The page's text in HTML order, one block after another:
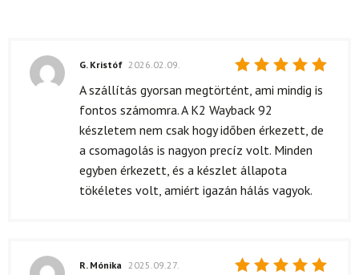
Értékelés:
/ 5
G. Kristóf 2026.02.09.
A szállítás gyorsan megtörtént, ami mindig is
fontos számomra. A K2 Wayback 92
készletem nem csak hogy időben érkezett, de
a csomagolás is nagyon precíz volt. Minden
egyben érkezett, és a készlet állapota
tökéletes volt, amiért igazán hálás vagyok.
R. Mónika 2025.09.27.